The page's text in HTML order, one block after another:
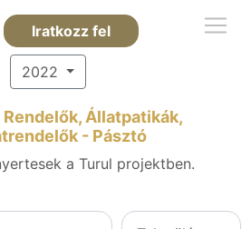
Iratkozz fel
2022
Állatpatikák,
- Pásztó
a Turul projektben.